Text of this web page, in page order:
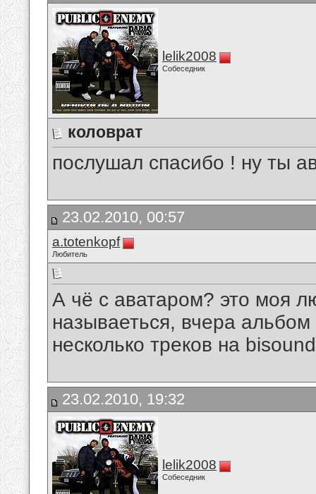
lelik2008
Собеседник
коловрат
послушал спасибо ! ну ты
23.02.2010, 00:57
a.totenkopf
Любитель
А чё с аватаром? это моя
называеться, вчера
несколько треков на
23.02.2010, 19:32
lelik2008
Собеседник